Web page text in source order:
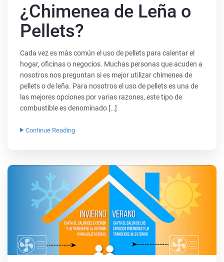
¿Chimenea de Leña o
Pellets?
Cada vez es más común el uso de pellets para calentar el
hogar, oficinas o negocios. Muchas personas que acuden a
nosotros nos preguntan si es mejor utilizar chimenea de
pellets o de leña. Para nosotros el uso de pellets es una de
las mejores opciones por varias razones, este tipo de
combustible es denominado […]
Continue Reading